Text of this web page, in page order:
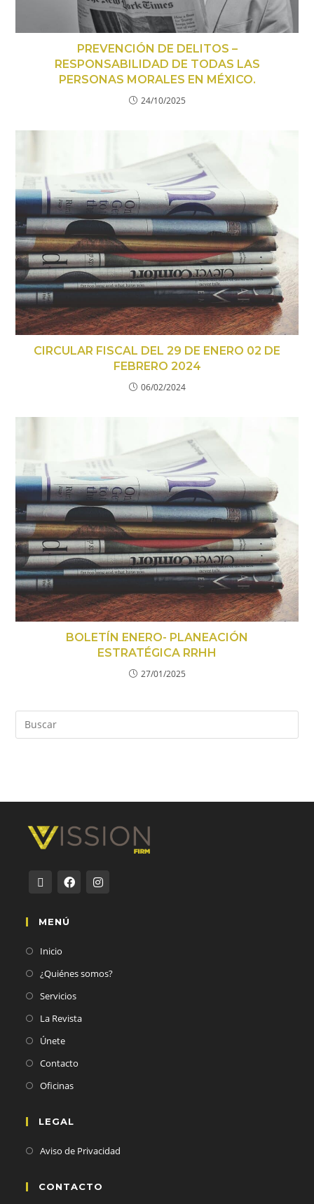
PREVENCIÓN DE DELITOS –
RESPONSABILIDAD DE TODAS LAS
PERSONAS MORALES EN MÉXICO.
24/10/2025
CIRCULAR FISCAL DEL 29 DE ENERO 02 DE
FEBRERO 2024
06/02/2024
BOLETÍN ENERO- PLANEACIÓN
ESTRATÉGICA RRHH
27/01/2025
MENÚ
Inicio
¿Quiénes somos?
Servicios
La Revista
Únete
Contacto
Oficinas
LEGAL
Aviso de Privacidad
CONTACTO